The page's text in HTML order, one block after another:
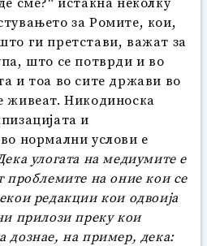
за Ромите, кои,
ги претстави, важат за
што се потврди и во
и тоа во сите држави во
живеат. Никодиноска
и
нормални услови е
улогата на медиумите е
проблемите на оние кои се
редакции кои одвоија
прилози преку кои
дознае, на пример, дека: